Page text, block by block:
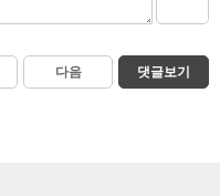
다음 댓글보기